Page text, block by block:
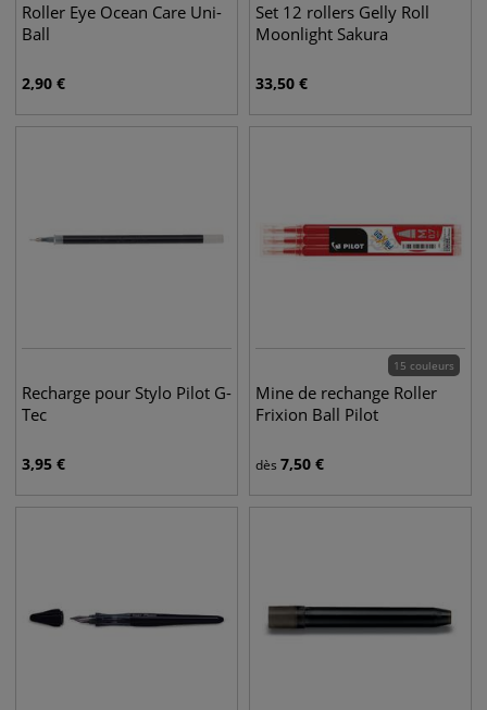
Roller Eye Ocean Care Uni-
Ball
2,90 €
Set 12 rollers Gelly Roll
Moonlight Sakura
33,50 €
Recharge pour Stylo Pilot G-
Tec
3,95 €
15 couleurs
Mine de rechange Roller
Frixion Ball Pilot
dès 7,50 €